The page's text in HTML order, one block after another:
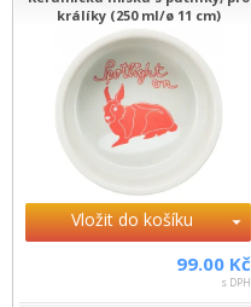
králíky (250 ml/ø 11 cm)
Vložit do košíku
99.00 Kč
s DPH